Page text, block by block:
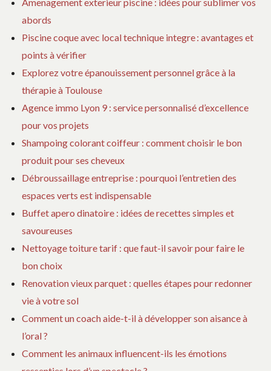
abords
Piscine coque avec local technique integre : avantages et
points à vérifier
Explorez votre épanouissement personnel grâce à la
thérapie à Toulouse
Agence immo Lyon 9 : service personnalisé d’excellence
pour vos projets
Shampoing colorant coiffeur : comment choisir le bon
produit pour ses cheveux
Débroussaillage entreprise : pourquoi l’entretien des
espaces verts est indispensable
Buffet apero dinatoire : idées de recettes simples et
savoureuses
Nettoyage toiture tarif : que faut-il savoir pour faire le
bon choix
Renovation vieux parquet : quelles étapes pour redonner
vie à votre sol
Comment un coach aide-t-il à développer son aisance à
l’oral ?
Comment les animaux influencent-ils les émotions